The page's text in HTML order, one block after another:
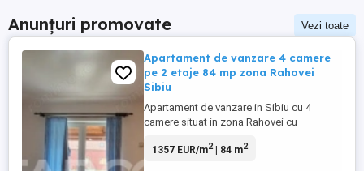
Anunțuri promovate Vezi toate
Apartament de vanzare 4 camere
pe 2 etaje 84 mp zona Rahovei
Sibiu
Apartament de vanzare in Sibiu cu 4
camere situat in zona Rahovei cu
suprafata utila 84 mp amplasat la
1357 EUR/m2| 84 m2